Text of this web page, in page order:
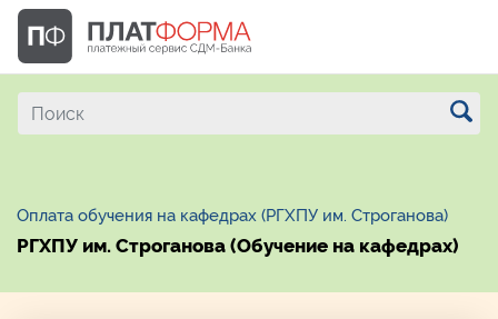
Оплата обучения на кафедрах (РГХПУ им. Строганова)
РГХПУ им. Строганова (Обучение на кафедрах)